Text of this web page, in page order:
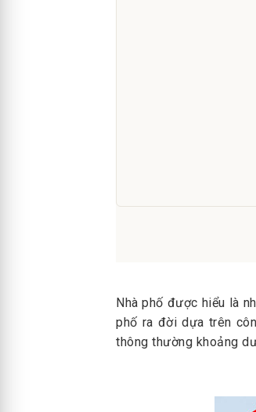
Nhà phố được hiểu là
phố ra đời dựa trên
thông thường khoảng